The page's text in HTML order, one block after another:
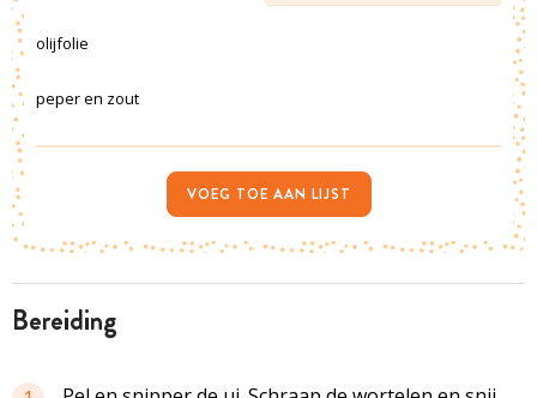
bereiding
olijfolie
peper en zout
VOEG TOE AAN LIJST